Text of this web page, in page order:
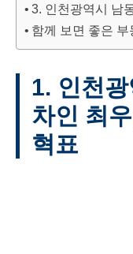
3. 인천광역시 남
함께 보면 좋은
1. 인천
차인 최
혁표